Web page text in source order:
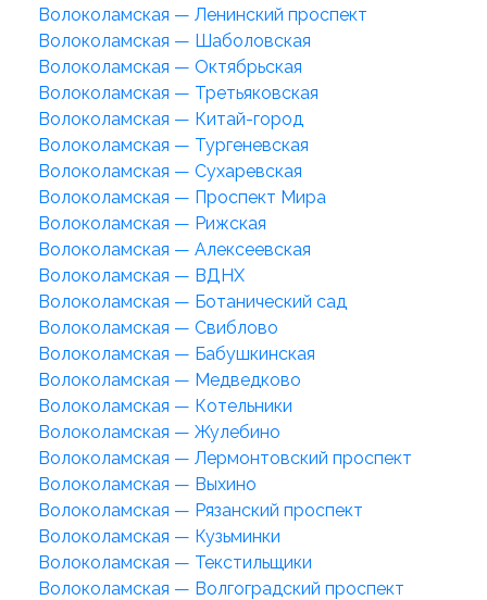
Волоколамская — Ленинский проспект
Волоколамская — Шаболовская
Волоколамская — Октябрьская
Волоколамская — Третьяковская
Волоколамская — Китай-город
Волоколамская — Тургеневская
Волоколамская — Сухаревская
Волоколамская — Проспект Мира
Волоколамская — Рижская
Волоколамская — Алексеевская
Волоколамская — ВДНХ
Волоколамская — Ботанический сад
Волоколамская — Свиблово
Волоколамская — Бабушкинская
Волоколамская — Медведково
Волоколамская — Котельники
Волоколамская — Жулебино
Волоколамская — Лермонтовский проспект
Волоколамская — Выхино
Волоколамская — Рязанский проспект
Волоколамская — Кузьминки
Волоколамская — Текстильщики
Волоколамская — Волгоградский проспект